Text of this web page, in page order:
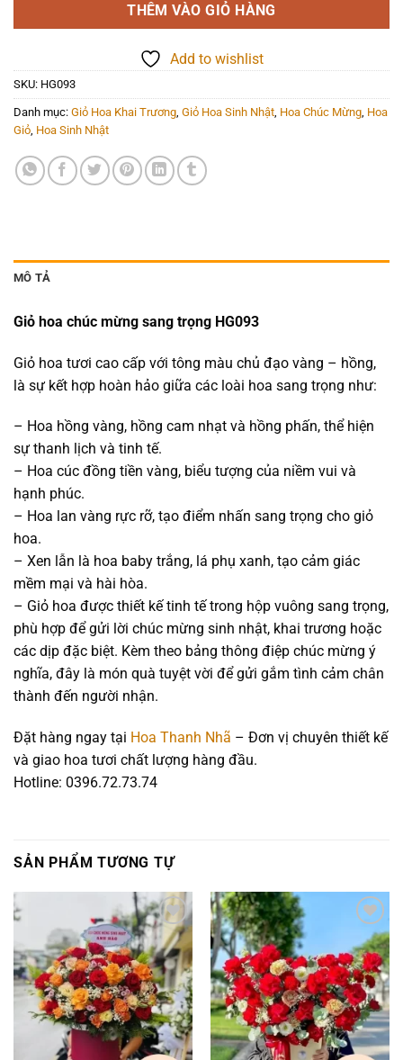
THÊM VÀO GIỎ HÀNG
Add to wishlist
SKU: HG093
Danh mục: Giỏ Hoa Khai Trương Giỏ Hoa Sinh Nhật Hoa Chúc Mừng Hoa
Giỏ Hoa Sinh Nhật
MÔ TẢ
Giỏ hoa chúc mừng sang trọng HG093
Giỏ hoa tươi cao cấp với tông màu chủ đạo vàng – hồng,
là sự kết hợp hoàn hảo giữa các loài hoa sang trọng như:
– Hoa hồng vàng, hồng cam nhạt và hồng phấn, thể hiện
sự thanh lịch và tinh tế.
– Hoa cúc đồng tiền vàng, biểu tượng của niềm vui và
hạnh phúc.
– Hoa lan vàng rực rỡ, tạo điểm nhấn sang trọng cho giỏ
hoa.
– Xen lẫn là hoa baby trắng, lá phụ xanh, tạo cảm giác
mềm mại và hài hòa.
– Giỏ hoa được thiết kế tinh tế trong hộp vuông sang trọng,
phù hợp để gửi lời chúc mừng sinh nhật, khai trương hoặc
các dịp đặc biệt. Kèm theo bảng thông điệp chúc mừng ý
nghĩa, đây là món quà tuyệt vời để gửi gắm tình cảm chân
thành đến người nhận.
Đặt hàng ngay tại Hoa Thanh Nhã – Đơn vị chuyên thiết kế
và giao hoa tươi chất lượng hàng đầu.
Hotline: 0396.72.73.74
SẢN PHẨM TƯƠNG TỰ
Add to
wishlist
Add to
wishlist